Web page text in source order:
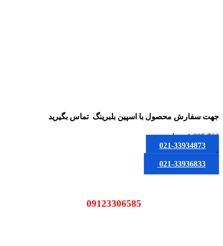
جهت سفارش محصول با اسپین بلبرینگ تماس بگیرید
1,225,700 تومان
021-33934873
یا
021-33936833